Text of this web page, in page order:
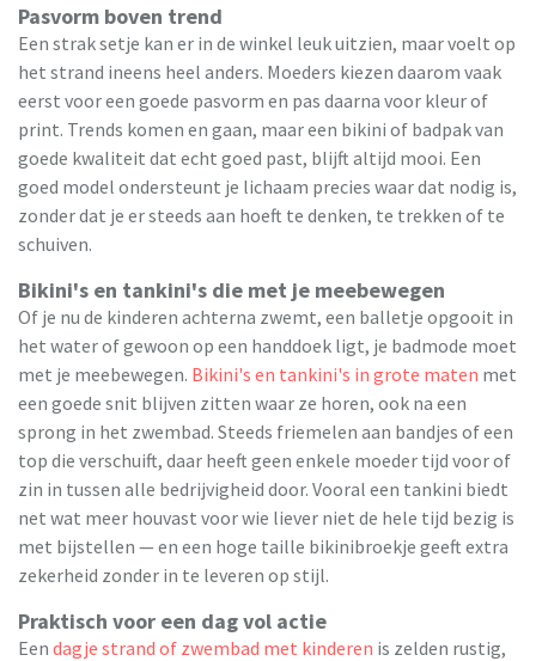
Pasvorm boven trend
Een strak setje kan er in de winkel leuk uitzien, maar voelt op
het strand ineens heel anders. Moeders kiezen daarom vaak
eerst voor een goede pasvorm en pas daarna voor kleur of
print. Trends komen en gaan, maar een bikini of badpak van
goede kwaliteit dat echt goed past, blijft altijd mooi. Een
goed model ondersteunt je lichaam precies waar dat nodig is,
zonder dat je er steeds aan hoeft te denken, te trekken of te
schuiven.
Bikini's en tankini's die met je meebewegen
Of je nu de kinderen achterna zwemt, een balletje opgooit in
het water of gewoon op een handdoek ligt, je badmode moet
met je meebewegen. Bikini's en tankini's in grote maten met
een goede snit blijven zitten waar ze horen, ook na een
sprong in het zwembad. Steeds friemelen aan bandjes of een
top die verschuift, daar heeft geen enkele moeder tijd voor of
zin in tussen alle bedrijvigheid door. Vooral een tankini biedt
net wat meer houvast voor wie liever niet de hele tijd bezig is
met bijstellen — en een hoge taille bikinibroekje geeft extra
zekerheid zonder in te leveren op stijl.
Praktisch voor een dag vol actie
Een dagje strand of zwembad met kinderen is zelden rustig,